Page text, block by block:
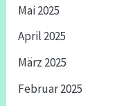
Mai 2025
April 2025
März 2025
Februar 2025